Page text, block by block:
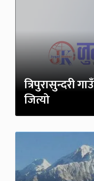
त्रिपुरासुन्दरी
जित्यो